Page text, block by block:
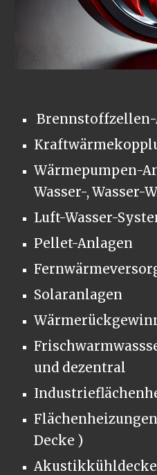
Wärmepumpen-
Wasser-, Wasser-
Luft-Wasser-
Pellet-Anlagen
Solaranlagen
und dezentral
Decke )